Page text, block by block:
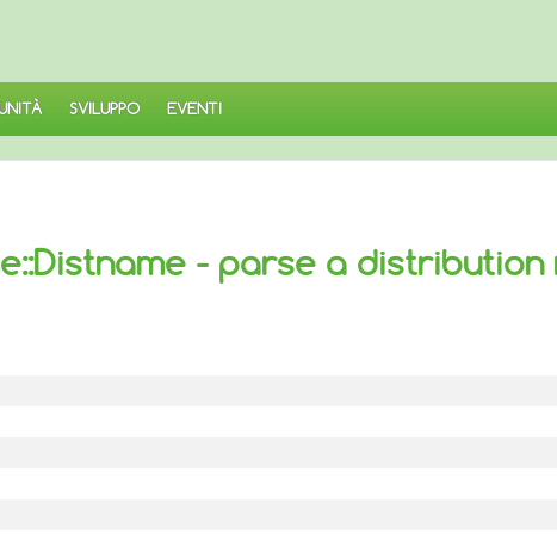
SVILUPPO EVENTI
- parse a distribution